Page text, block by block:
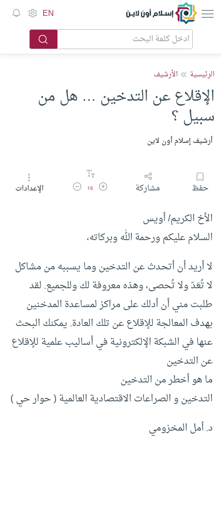
إسلام أون لاين EN
الرئيسية الأرشيف
الإقلاع عن التدخين … هل من
سبيل ؟
أرشيف إسلام أون لاين
حفظ مشاركة زيادة حجم الخط
16 تقليل حجم الخطالإعدادات
الأخ الكريم/ أويس
السلام عليكم ورحمة الله وبركاته،
لا أريد أن أتحدث عن التدخين وما يسببه من مشاكل
لا تُعَدّ ولا تُحصى، وهذه معروفة لك وللجميع. لقد
طلبت مني أن أدلك على مراكز لمساعدة المدخنين
بهدف المعالجة للإقلاع عن تلك العادة. يمكنك البحث
عنها في الشبكة الإلكترونية في أساليب علمية للإقلاع
عن التدخين
ما هو أخطر من التدخين
التدخين و الصراعات الاقتصادية العالمية ( حوار حي )
د. أمل المخزومي